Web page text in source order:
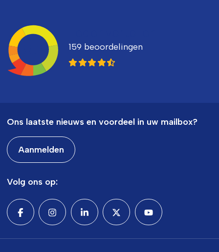
159 beoordelingen
Ons laatste nieuws en voordeel in uw mailbox?
Aanmelden
Volg ons op: